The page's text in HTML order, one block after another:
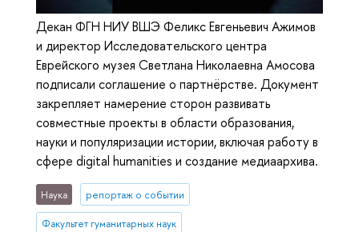
Декан ФГН НИУ ВШЭ Феликс Евгеньевич Ажимов
и директор Исследовательского центра
Еврейского музея Светлана Николаевна Амосова
подписали соглашение о партнёрстве. Документ
закрепляет намерение сторон развивать
совместные проекты в области образования,
науки и популяризации истории, включая работу в
сфере digital humanities и создание медиаархива.
Наука репортаж о событии
Факультет гуманитарных наук